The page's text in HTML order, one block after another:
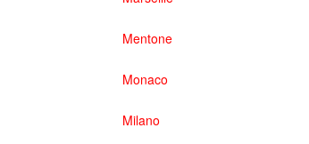
Mentone
Monaco
Milano